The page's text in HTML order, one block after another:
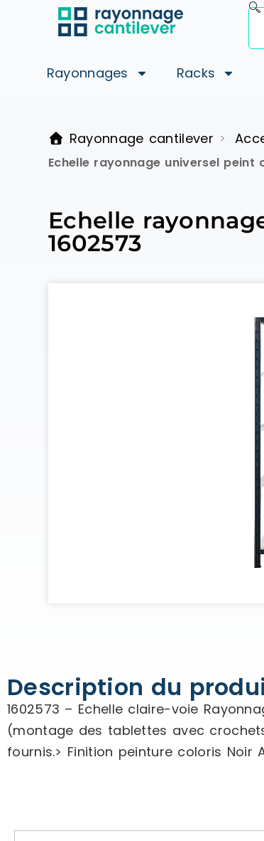
Rayonnages Racks
Rayonnage cantilever >
Echelle rayonnage universel peint
Echelle
1602573
Description du
1602573 – Echelle claire-voie
(montage des tablettes avec
fournis.> Finition peinture coloris Noir